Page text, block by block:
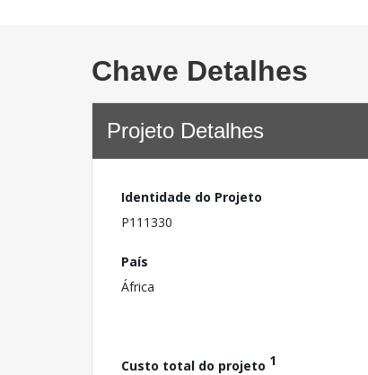
Chave Detalhes
Projeto Detalhes
Identidade do Projeto
P111330
País
África
Custo total do projeto 1